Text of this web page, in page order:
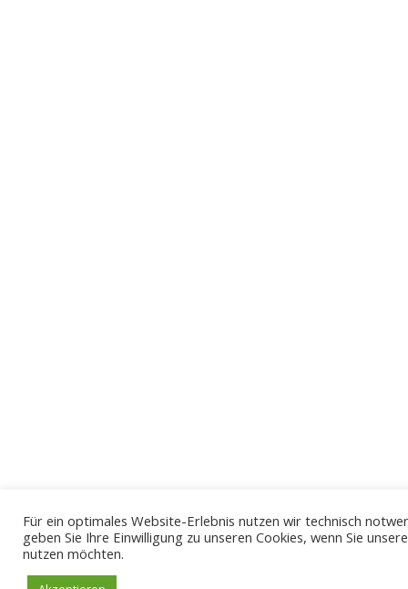
Für ein optimales Website-Erlebnis nutzen wir technisch
geben Sie Ihre Einwilligung zu unseren Cookies, wenn Sie
nutzen möchten.